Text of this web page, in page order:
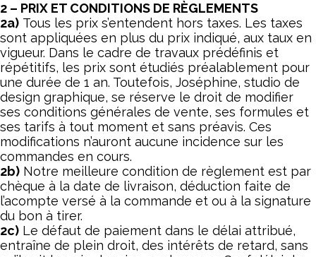
2 – PRIX ET CONDITIONS DE RÈGLEMENTS
2a) Tous les prix s’entendent hors taxes. Les taxes
sont appliquées en plus du prix indiqué, aux taux en
vigueur. Dans le cadre de travaux prédéfinis et
répétitifs, les prix sont étudiés préalablement pour
une durée de 1 an. Toutefois, Joséphine, studio de
design graphique, se réserve le droit de modifier
ses conditions générales de vente, ses formules et
ses tarifs à tout moment et sans préavis. Ces
modifications n’auront aucune incidence sur les
commandes en cours.
2b) Notre meilleure condition de règlement est par
chèque à la date de livraison, déduction faite de
l’acompte versé à la commande et ou à la signature
du bon à tirer.
2c) Le défaut de paiement dans le délai attribué,
entraîne de plein droit, des intérêts de retard, sans